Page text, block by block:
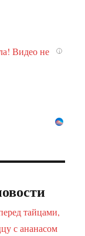
i
Видео не
тайцами,
с ананасом